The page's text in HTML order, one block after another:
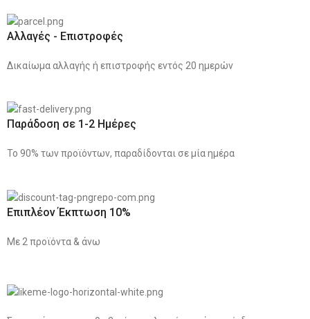
Αλλαγές - Επιστροφές
Δικαίωμα αλλαγής ή επιστροφής εντός 20 ημερών
Παράδοση σε 1-2 Ημέρες
Το 90% των προϊόντων, παραδίδονται σε μία ημέρα
Επιπλέον Έκπτωση 10%
Με 2 προϊόντα & άνω